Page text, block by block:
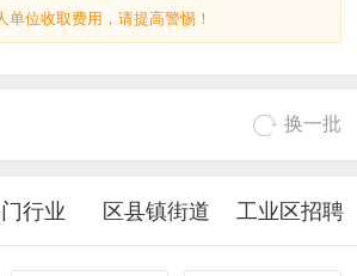
单位收取费用，请提高警惕！
换一批
行业 区县镇街道 工业区招聘